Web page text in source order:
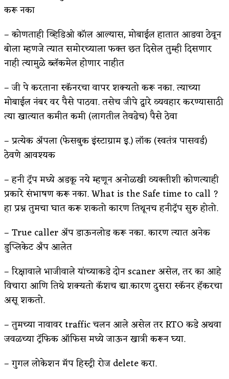
करू नका
– कोणताही व्हिडिओ कॉल आल्यास, मोबाईल हातात आडवा ठेवून
बोला म्हणजे त्यात समोरच्याला फक्त छत दिसेल तुम्ही दिसणार
नाही त्यामुळे ब्लॅकमेल होणार नाहीत
– जी पे करताना स्कॅनरचा वापर शक्यतो करू नका. त्याच्या
मोबाईल नंबर वर पैसे पाठवा. तसेच जीपे द्वारे व्यवहार करण्यासाठी
त्या खात्यात कमीत कमी (लागतील तेवढेच) पैसे ठेवा
– प्रत्येक ॲपला (फेसबुक इंस्टाग्राम इ.) लॉक (स्वतंत्र पासवर्ड)
ठेवणे आवश्यक
– हनी ट्रॅप मध्ये अडकू नये म्हणून अनोळखी व्यक्तीशी कोणत्याही
प्रकारे संभाषण करू नका. What is the Safe time to call ?
हा प्रश्न तुमचा घात करू शकतो कारण तिथूनच हनीट्रॅप सुरु होतो.
– True caller ॲप डाऊनलोड करू नका.‌ कारण त्यात अनेक
डुप्लिकेट अँप आलेत
– रिक्षावाले भाजीवाले यांच्याकडे दोन scaner असेल, तर का आहे
विचारा आणि तिथे शक्यतो कॅशच द्या.कारण दुसरा स्कॅनर हॅकरचा
असू शकतो.
– तुमच्या नावावर traffic चलन आले असेल तर RTO कडे अथवा
जवळच्या ट्रॅफिक ऑफिस मध्ये जाऊन खात्री करून घ्या.
– गुगल लोकेशन मॅप हिस्ट्री रोज delete करा.